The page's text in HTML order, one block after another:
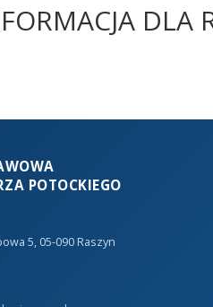
DLA
POTOCKIEGO
5, 05-090 Raszyn